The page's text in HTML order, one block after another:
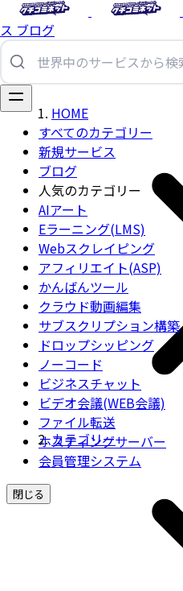
ス ブログ
すべてのカテゴリー
新規サービス
ブログ
人気のカテゴリー
AIアート
Eラーニング(LMS)
Webスクレイピング
アフィリエイト(ASP)
かんばんツール
クラウド動画編集
サブスクリプション構築
ドロップシッピング
ノーコード
ビジネスチャット
ビデオ会議(WEB会議)
ファイル転送
ホスティングサーバー
会員管理システム
閉じる
HOME
カテゴリー